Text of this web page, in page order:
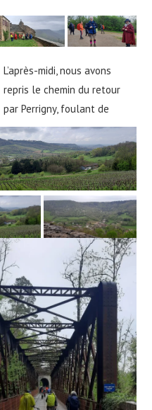
L’après-midi, nous avons
repris le chemin du retour
par Perrigny, foulant de